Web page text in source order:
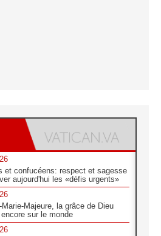
et confucéens: respect et sagesse
aujourd'hui les «défis urgents»
Majeure, la grâce de Dieu
sur le monde